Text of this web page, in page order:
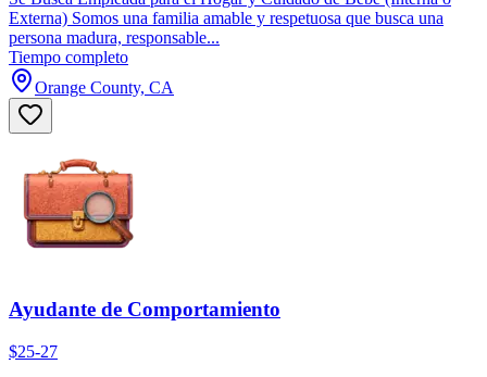
Externa) Somos una familia amable y respetuosa que busca una
persona madura, responsable...
Tiempo completo
Orange County, CA
Ayudante de Comportamiento
$25-27